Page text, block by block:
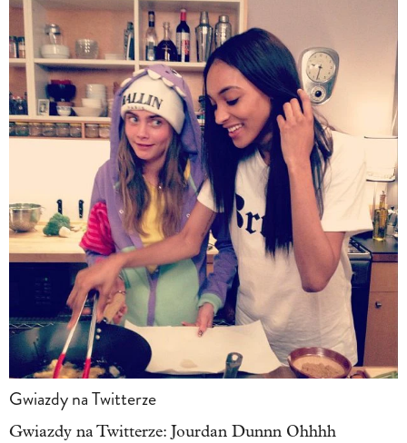
Gwiazdy na Twitterze
Gwiazdy na Twitterze: Jourdan Dunnn Ohhhh